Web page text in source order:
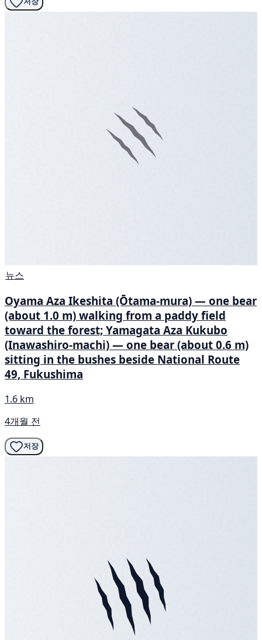
뉴스
Oyama Aza Ikeshita (Ōtama-mura) — one bear
(about 1.0 m) walking from a paddy field
toward the forest; Yamagata Aza Kukubo
(Inawashiro-machi) — one bear (about 0.6 m)
sitting in the bushes beside National Route
49, Fukushima
1.6 km
4개월 전
저장